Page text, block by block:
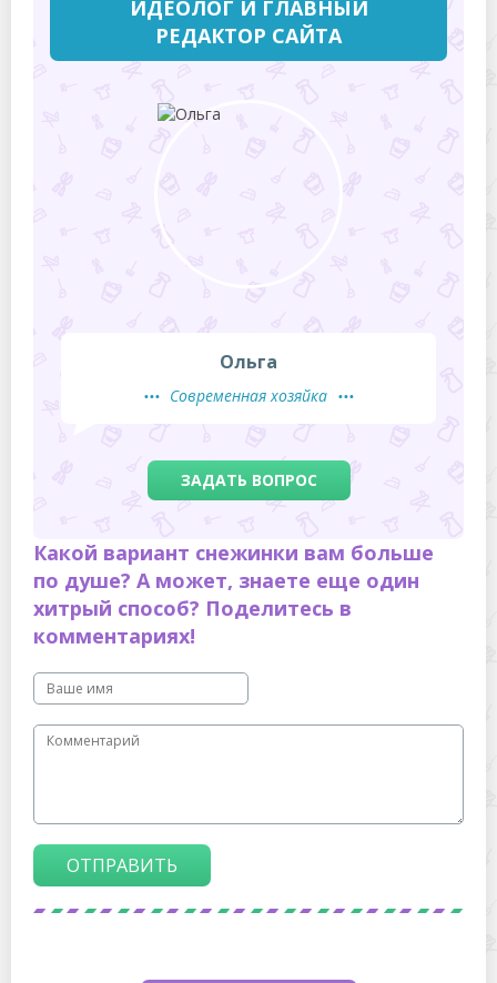
ИДЕОЛОГ И ГЛАВНЫЙ
РЕДАКТОР САЙТА
Ольга
Современная хозяйка
ЗАДАТЬ ВОПРОС
Какой вариант снежинки вам больше
по душе? А может, знаете еще один
хитрый способ? Поделитесь в
комментариях!
ОТПРАВИТЬ